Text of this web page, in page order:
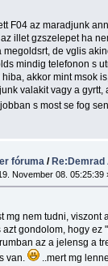
F04 az maradjunk
illet gzszelepet ha
de vglis
mindig telefonon s
akkor mint msok
valakit vagy a
s most se fog
fóruma / Re:Demrad
November 08. 05:25:39
mg nem tudni,
gondolom, hogy ez
az a jelensg a
van.
..mert mg